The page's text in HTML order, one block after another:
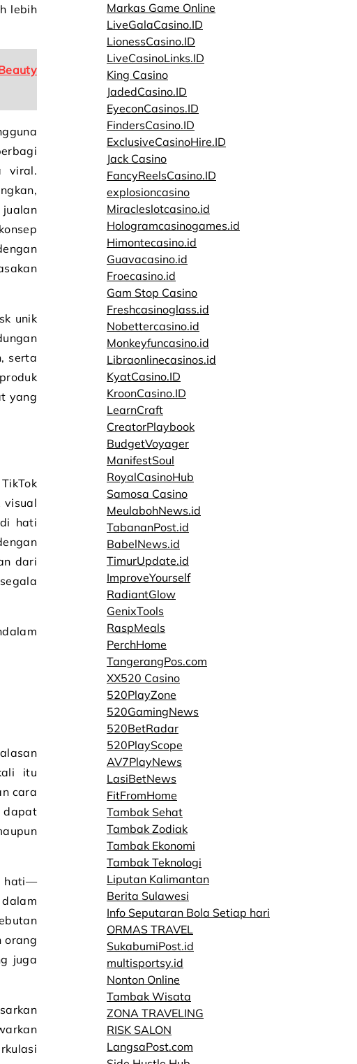
lebih
viral.
unik
serta
yang
visual
hati
dari
itu
cara
dapat
hati—
orang
juga
Markas Game Online
LiveGalaCasino.ID
LionessCasino.ID
LiveCasinoLinks.ID
King Casino
JadedCasino.ID
EyeconCasinos.ID
FindersCasino.ID
ExclusiveCasinoHire.ID
Jack Casino
FancyReelsCasino.ID
explosioncasino
Miracleslotcasino.id
Hologramcasinogames.id
Himontecasino.id
Guavacasino.id
Froecasino.id
Gam Stop Casino
Freshcasinoglass.id
Nobettercasino.id
Monkeyfuncasino.id
Libraonlinecasinos.id
KyatCasino.ID
KroonCasino.ID
LearnCraft
CreatorPlaybook
BudgetVoyager
ManifestSoul
RoyalCasinoHub
Samosa Casino
MeulabohNews.id
TabananPost.id
BabelNews.id
TimurUpdate.id
ImproveYourself
RadiantGlow
GenixTools
RaspMeals
PerchHome
TangerangPos.com
XX520 Casino
520PlayZone
520GamingNews
520BetRadar
520PlayScope
AV7PlayNews
LasiBetNews
FitFromHome
Tambak Sehat
Tambak Zodiak
Tambak Ekonomi
Tambak Teknologi
Liputan Kalimantan
Berita Sulawesi
Info Seputaran Bola Setiap hari
ORMAS TRAVEL
SukabumiPost.id
multisportsy.id
Nonton Online
Tambak Wisata
ZONA TRAVELING
RISK SALON
LangsaPost.com